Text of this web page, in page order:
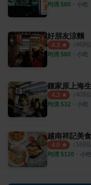
均消 $80 ・ 小吃
好朋友涼麵
4.3 （ 46則
均消 $80 ・ 小吃
鍾家原上海
4.3 （ 40則
均消 $32 ・ 小吃
越南祥記美食
4.0 （ 16則
均消 $120 ・ 小吃